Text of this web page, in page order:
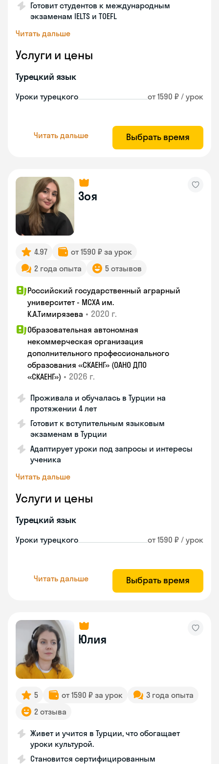
Готовит студентов к международным
экзаменам IELTS и TOEFL
Читать дальше
Услуги и цены
Турецкий язык
Уроки турецкого от 1590 ₽ / урок
Читать дальше Выбрать время
Зоя
4.97
от 1590 ₽ за урок
2 года опыта
5 отзывов
Российский государственный аграрный
университет - МСХА им.
К.А.Тимирязева • 2020 г.
Образовательная автономная
некоммерческая организация
дополнительного профессионального
образования «СКАЕНГ» (ОАНО ДПО
«СКАЕНГ») • 2026 г.
Проживала и обучалась в Турции на
протяжении 4 лет
Готовит к вступительным языковым
экзаменам в Турции
Адаптирует уроки под запросы и интересы
ученика
Читать дальше
Услуги и цены
Турецкий язык
Уроки турецкого от 1590 ₽ / урок
Читать дальше Выбрать время
Юлия
5 от 1590 ₽ за урок
3 года опыта
2 отзыва
Живет и учится в Турции, что обогащает
уроки культурой.
Становится сертифицированным